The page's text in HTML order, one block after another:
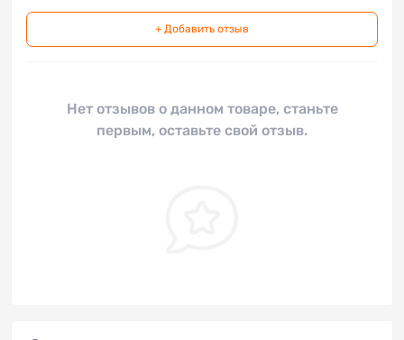
+ Добавить отзыв
Нет отзывов о данном товаре, станьте
первым, оставьте свой отзыв.